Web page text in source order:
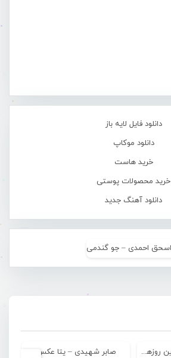
دانلود فایل لایه باز
دانلود موکاپ
خرید هاست
خرید محصولات پوستی
دانلود آهنگ جدید
یادداشت “هرمزگان و این روزها …” صابر شهیدی – یتا عکس